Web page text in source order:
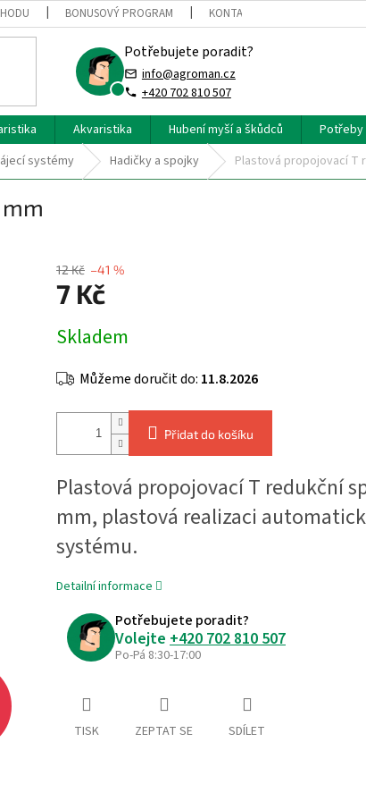
BONUSOVÝ PROGRAM KONTAKT
Potřebujete poradit?
info@agroman.cz
+420 702 810 507
Akvaristika Hubení myší a škůdců
systémy Hadičky a spojky Plastová propojovací T
12 Kč –41 %
7 Kč
cena:
Skladem
Můžeme doručit do: 11.8.2026
Přidat do košíku
Plastová propojovací T redukční
mm, plastová realizaci
systému.
Detailní informace
Potřebujete poradit?
Volejte +420 702 810 507
Po-Pá 8:30-17:00
TISK ZEPTAT SE SDÍLET